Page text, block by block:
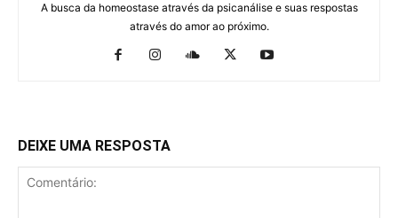
A busca da homeostase através da psicanálise e suas respostas
através do amor ao próximo.
DEIXE UMA RESPOSTA